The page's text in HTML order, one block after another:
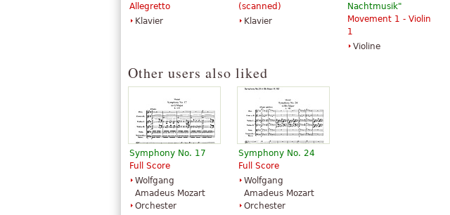
Allegretto
Klavier
(scanned)
Klavier
Nachtmusik"
Movement 1 - Violin
1
Violine
Other users also liked
Symphony No. 17
Full Score
Wolfgang
Amadeus Mozart
Orchester
Symphony No. 24
Full Score
Wolfgang
Amadeus Mozart
Orchester